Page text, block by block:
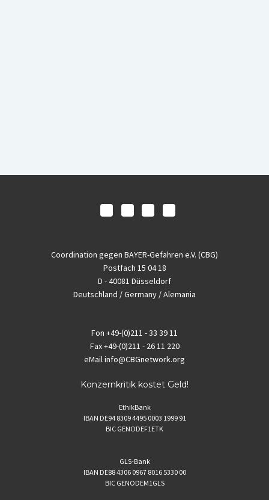
Coordination gegen BAYER-Gefahren e.V. (CBG)
Postfach 15 04 18
D - 40081 Düsseldorf
Deutschland / Germany / Alemania
Fon +49-(0)211 - 33 39 11
Fax+49-(0)211 - 26 11 220
eMailinfo@CBGnetwork.org
Konzernkritik kostet Geld!
EthikBank
IBAN DE94 8309 4495 0003 1999 91
BIC GENODEF1ETK
GLS-Bank
IBAN DE88 4306 0967 8016 5330 00
BIC GENODEM1GLS